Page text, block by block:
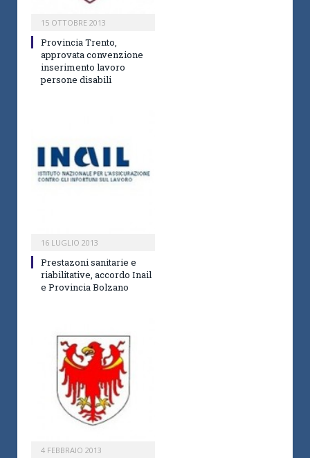
15 OTTOBRE 2013
Provincia Trento,
approvata convenzione
inserimento lavoro
persone disabili
16 LUGLIO 2013
Prestazoni sanitarie e
riabilitative, accordo Inail
e Provincia Bolzano
4 FEBBRAIO 2013